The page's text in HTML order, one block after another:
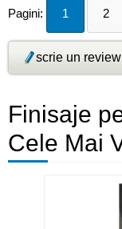
Pagini: 1 2
scrie un review
Finisaje
Cele Mai